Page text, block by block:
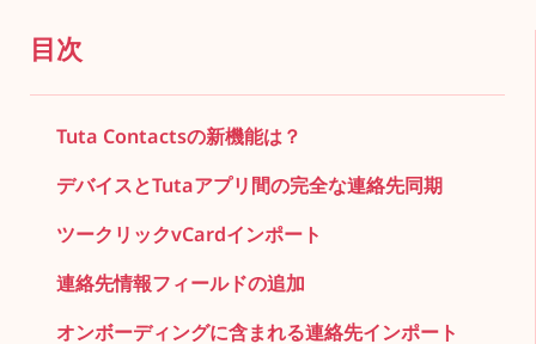
目次
Tuta Contactsの新機能は？
デバイスとTutaアプリ間の完全な連絡先同期
ツークリックvCardインポート
連絡先情報フィールドの追加
オンボーディングに含まれる連絡先インポート